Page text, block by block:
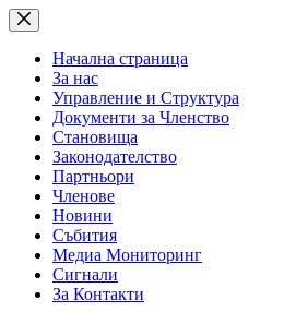
Skip
to
contentНачална страница
За нас
Управление и Структура
Документи за Членство
Становища
Законодателство
Партньори
Членове
Новини
Събития
Медиа Мониторинг
Сигнали
За Контакти